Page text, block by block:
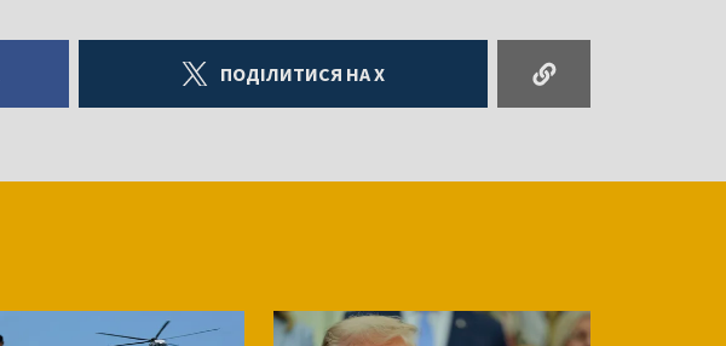
ПОДІЛИТИСЯ НА X